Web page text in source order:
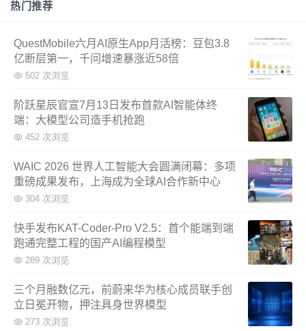
热门推荐
QuestMobile六月AI原生App月活榜：豆包3.8
亿断层第一，千问增速暴涨近58倍
502 次浏览
阶跃星辰官宣7月13日发布首款AI智能体终
端：大模型公司造手机抢跑
452 次浏览
WAIC 2026 世界人工智能大会圆满闭幕：多项
重磅成果发布，上海成为全球AI合作新中心
304 次浏览
快手发布KAT-Coder-Pro V2.5：首个能端到端
跑通完整工程的国产AI编程模型
289 次浏览
三个月融数亿元，前蔚来华为核心成员联手创
立日冕开物，押注具身世界模型
273 次浏览